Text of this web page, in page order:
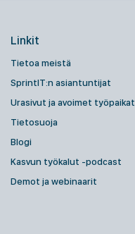
Linkit
Tietoa meistä
SprintIT:n asiantuntijat
Urasivut ja avoimet työpaikat
Tietosuoja
Blogi
Kasvun työkalut -podcast
Demot ja webinaarit